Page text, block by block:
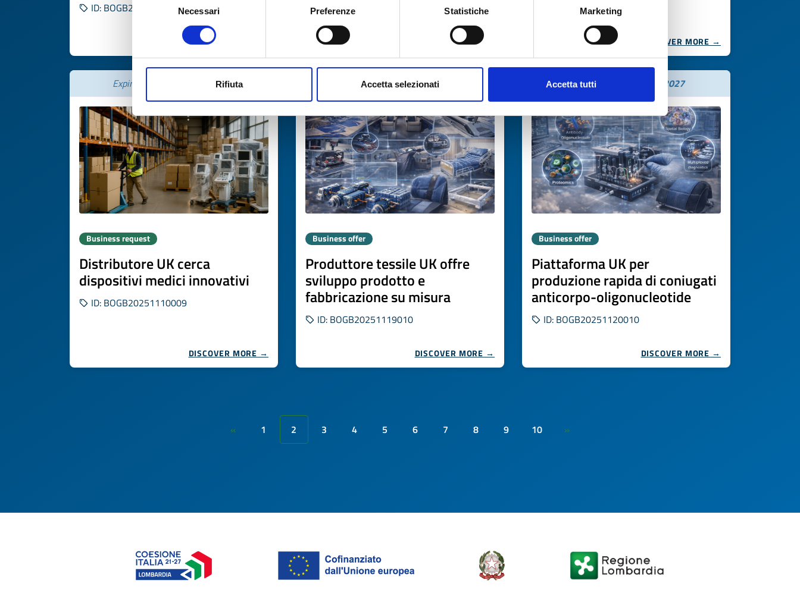
del
Necessari Preferenze Statistiche Marketing
Rifiuta Accetta selezionati Accetta tutti
ID: BOGB20250901018
DISCOVER MORE → DISCOVER MORE → DISCOVER MORE →
Expires on 17 novembre 2026
Business request
Distributore UK cerca
dispositivi medici innovativi
ID: BOGB20251110009
DISCOVER MORE →
Expires on26 febbraio 2027
Business offer
Produttore tessile UK offre
sviluppo prodotto e
fabbricazione su misura
ID: BOGB20251119010
DISCOVER MORE →
Expires on 25 febbraio 2027
Business offer
Piattaforma UK per
produzione rapida di coniugati
anticorpo-oligonucleotide
ID: BOGB20251120010
DISCOVER MORE →
« 1 2 3 4 5 6 7 8 9 10 »